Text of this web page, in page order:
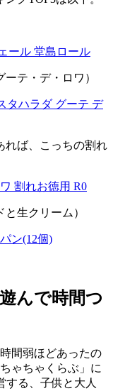
ール 堂島ロール
テ・デ・ロワ）
タハラダ グーテ デ
れば、こっちの割れ
割れお徳用 R0
生クリーム）
ン(12個)
んで時間つ
間弱ほどあったの
ゃちゃくらぶ」に
する、子供と大人